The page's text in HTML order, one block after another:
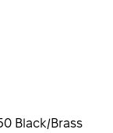
Black/Brass